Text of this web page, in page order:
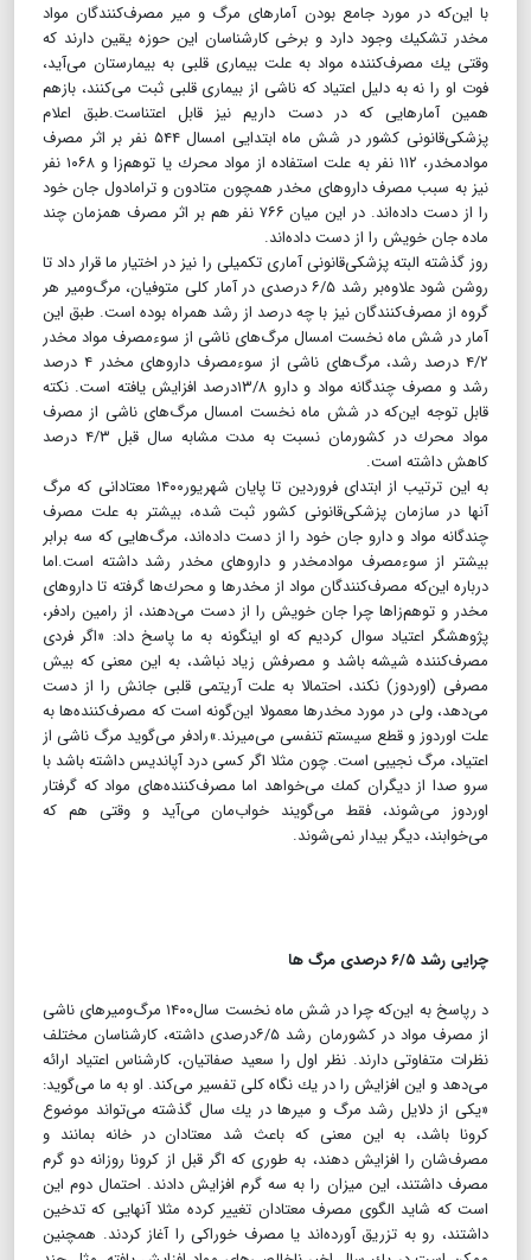
با این‌كه در مورد جامع بودن آمارهای مرگ و میر مصرف‌كنندگان مواد
مخدر تشكیك وجود دارد و برخی كارشناسان این حوزه یقین دارند كه
وقتی یك مصرف‌كننده مواد به علت بیماری قلبی به بیمارستان می‌آید،
فوت او را نه به دلیل اعتیاد كه ناشی از بیماری قلبی ثبت می‌كنند،‌ بازهم
همین آمارهایی كه در دست داریم نیز قابل اعتناست.طبق اعلام
پزشكی‌قانونی كشور در شش ماه ابتدایی امسال ۵۴۴ نفر بر اثر مصرف
موادمخدر، ۱۱۲ نفر به علت استفاده از مواد محرك یا توهم‌زا و ۱۰۶۸ نفر
نیز به سبب مصرف داروهای مخدر همچون متادون و ترامادول جان خود
را از دست داده‌اند. در این میان ۷۶۶ نفر هم بر اثر مصرف همزمان چند
ماده جان خویش را از دست داده‌اند.
روز گذشته البته پزشكی‌قانونی آماری تكمیلی را نیز در اختیار ما قرار داد تا
روشن شود علاوه‌بر رشد ۶/۵ درصدی در آمار كلی متوفیان،‌ مرگ‌و‌میر هر
گروه از مصرف‌كنندگان نیز با چه درصد از رشد همراه بوده است. طبق این
آمار در شش ماه نخست امسال مرگ‌های ناشی از سوء‌مصرف مواد مخدر
۴/۲ درصد رشد،‌ مرگ‌های ناشی از سوء‌مصرف داروهای مخدر ۴ درصد
رشد و مصرف چندگانه مواد و دارو ۱۳/۸درصد افزایش یافته است. نكته
قابل توجه این‌كه در شش ماه نخست امسال مرگ‌های ناشی از مصرف
مواد محرك در كشورمان نسبت به مدت مشابه سال قبل ۴/۳ درصد
كاهش داشته است.
به این ترتیب از ابتدای فروردین تا پایان شهریور۱۴۰۰ معتادانی كه مرگ
آنها در سازمان پزشكی‌قانونی كشور ثبت شده، بیشتر به علت مصرف
چندگانه مواد و دارو جان خود را از دست داده‌اند، مرگ‌هایی كه سه برابر
بیشتر از سوء‌مصرف موادمخدر و داروهای مخدر رشد داشته است.اما
درباره این‌كه مصرف‌كنندگان مواد از مخدرها و محرك‌ها گرفته تا داروهای
مخدر و توهم‌زاها چرا جان خویش را از دست می‌دهند، از رامین رادفر،‌
پژوهشگر اعتیاد سوال كردیم كه او اینگونه به ما پاسخ داد: «اگر فردی
مصرف‌كننده شیشه باشد و مصرفش زیاد نباشد، به این معنی كه بیش
مصرفی (اوردوز) نكند، احتمالا به علت آریتمی قلبی جانش را از دست
می‌دهد، ولی در مورد مخدرها معمولا این‌گونه است كه مصرف‌كننده‌ها به
علت اوردوز و قطع سیستم تنفسی می‌میرند.»رادفر می‌گوید مرگ ناشی از
اعتیاد، مرگ نجیبی است. چون مثلا اگر كسی درد آپاندیس داشته باشد با
سرو صدا از دیگران كمك می‌خواهد اما مصرف‌كننده‌های مواد كه گرفتار
اوردوز می‌شوند، فقط می‌گویند خواب‌مان می‌آید و وقتی هم كه
می‌خوابند، دیگر بیدار نمی‌شوند.
چرایی رشد ۶/۵ درصدی مرگ ها
د رپاسخ به این‌كه چرا در شش ماه نخست سال۱۴۰۰ مرگ‌و‌میرهای ناشی
از مصرف مواد در كشورمان رشد ۶/۵درصدی داشته، كارشناسان مختلف
نظرات متفاوتی دارند. نظر اول را سعید صفاتیان، كارشناس اعتیاد ارائه
می‌دهد و این افزایش را در یك نگاه كلی تفسیر می‌كند. او به ما می‌گوید:
«یكی از دلایل رشد مرگ و میرها در یك سال گذشته می‌تواند موضوع
كرونا باشد، به این معنی كه باعث شد معتادان در خانه بمانند و
مصرف‌شان را افزایش دهند، به طوری كه اگر قبل از كرونا روزانه دو گرم
مصرف داشتند، این میزان را به سه گرم افزایش دادند. احتمال دوم این
است كه شاید الگوی مصرف معتادان تغییر كرده مثلا آنهایی كه تدخین
داشتند، رو به تزریق آورده‌اند یا مصرف خوراكی را آغاز كردند. همچنین